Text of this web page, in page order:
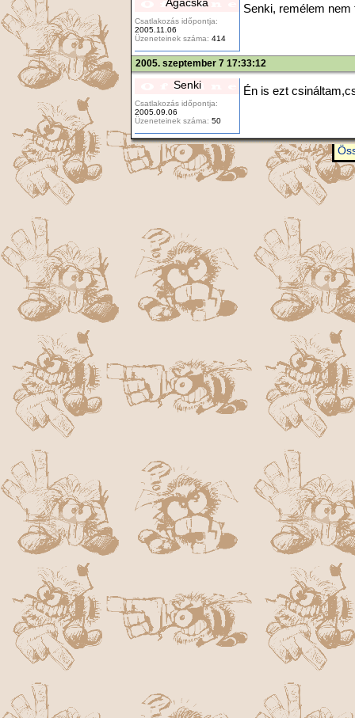
Csatlakozás időpontja:
2005.11.06
Üzeneteinek száma: 414
Senki, remélem
2005. szeptember 7 17:33:12
Senki
Csatlakozás időpontja:
2005.09.06
Üzeneteinek száma: 50
Én is ezt